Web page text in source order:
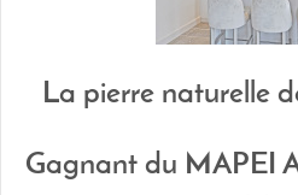
La pierre naturelle
Gagnant du MAPEI